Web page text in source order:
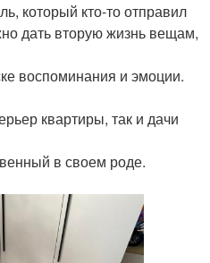
который кто-то отправил
дать вторую жизнь вещам,
воспоминания и эмоции.
квартиры, так и дачи
в своем роде.